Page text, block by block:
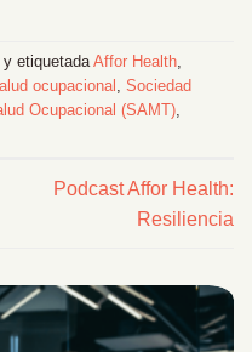
y etiquetadaAffor Health,
ocupacional , Sociedad
Ocupacional (SAMT),
Podcast Affor Health:
Resiliencia